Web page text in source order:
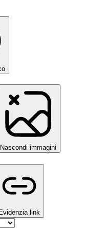
Nascondi immagini
Evidenzia link